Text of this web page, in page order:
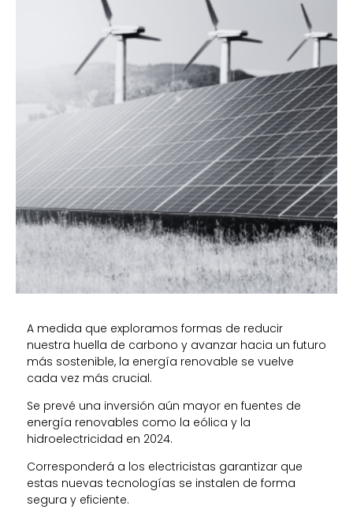
A medida que exploramos formas de reducir
nuestra huella de carbono y avanzar hacia un futuro
más sostenible, la energía renovable se vuelve
cada vez más crucial.
Se prevé una inversión aún mayor en fuentes de
energía renovables como la eólica y la
hidroelectricidad en 2024.
Corresponderá a los electricistas garantizar que
estas nuevas tecnologías se instalen de forma
segura y eficiente.